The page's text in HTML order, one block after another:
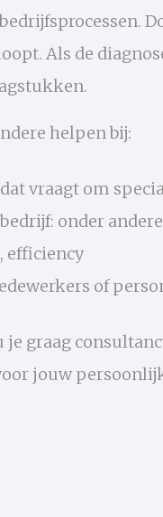
Als de
helpen bij:
vraagt om
onder
efficiency
of
je graag
jouw